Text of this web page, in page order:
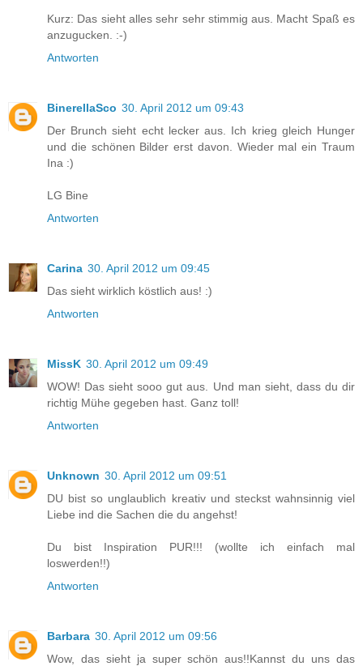
Kurz: Das sieht alles sehr sehr stimmig aus. Macht Spaß es
anzugucken. :-)
Antworten
BinerellaSco 30. April 2012 um 09:43
Der Brunch sieht echt lecker aus. Ich krieg gleich Hunger
und die schönen Bilder erst davon. Wieder mal ein Traum
Ina :)
LG Bine
Antworten
Carina 30. April 2012 um 09:45
Das sieht wirklich köstlich aus! :)
Antworten
MissK 30. April 2012 um 09:49
WOW! Das sieht sooo gut aus. Und man sieht, dass du dir
richtig Mühe gegeben hast. Ganz toll!
Antworten
Unknown 30. April 2012 um 09:51
DU bist so unglaublich kreativ und steckst wahnsinnig viel
Liebe ind die Sachen die du angehst!
Du bist Inspiration PUR!!! (wollte ich einfach mal
loswerden!!)
Antworten
Barbara 30. April 2012 um 09:56
Wow, das sieht ja super schön aus!!Kannst du uns das